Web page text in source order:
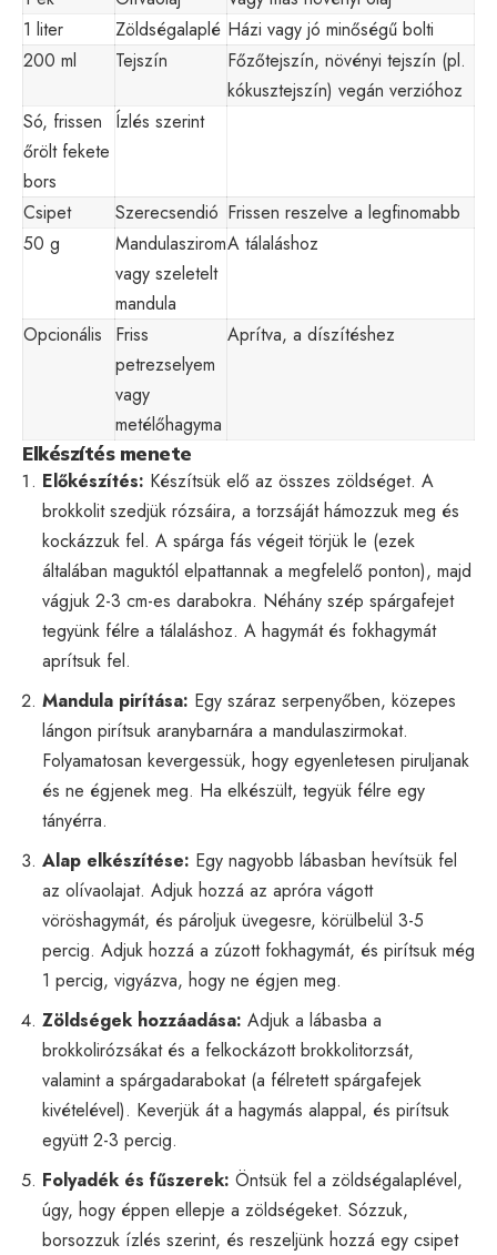
1 liter
Zöldségalaplé Házi vagy jó minőségű bolti
200 ml
Tejszín
Főzőtejszín, növényi tejszín (pl.
kókusztejszín) vegán verzióhoz
Só, frissen
őrölt fekete
bors
Ízlés szerint
Csipet Szerecsendió Frissen reszelve a legfinomabb
50 g
Mandulaszirom
vagy szeletelt
mandula
A tálaláshoz
Opcionális
Friss
petrezselyem
vagy
metélőhagyma
Aprítva, a díszítéshez
Elkészítés menete
Előkészítés: Készítsük elő az összes zöldséget. A
brokkolit szedjük rózsáira, a torzsáját hámozzuk meg és
kockázzuk fel. A spárga fás végeit törjük le (ezek
általában maguktól elpattannak a megfelelő ponton), majd
vágjuk 2-3 cm-es darabokra. Néhány szép spárgafejet
tegyünk félre a tálaláshoz. A hagymát és fokhagymát
aprítsuk fel.
Mandula pirítása: Egy száraz serpenyőben, közepes
lángon pirítsuk aranybarnára a mandulaszirmokat.
Folyamatosan kevergessük, hogy egyenletesen piruljanak
és ne égjenek meg. Ha elkészült, tegyük félre egy
tányérra.
Alap elkészítése: Egy nagyobb lábasban hevítsük fel
az olívaolajat. Adjuk hozzá az apróra vágott
vöröshagymát, és pároljuk üvegesre, körülbelül 3-5
percig. Adjuk hozzá a zúzott fokhagymát, és pirítsuk még
1 percig, vigyázva, hogy ne égjen meg.
Zöldségek hozzáadása: Adjuk a lábasba a
brokkolirózsákat és a felkockázott brokkolitorzsát,
valamint a spárgadarabokat (a félretett spárgafejek
kivételével). Keverjük át a hagymás alappal, és pirítsuk
együtt 2-3 percig.
Folyadék és fűszerek: Öntsük fel a zöldségalaplével,
úgy, hogy éppen ellepje a zöldségeket. Sózzuk,
borsozzuk ízlés szerint, és reszeljünk hozzá egy csipet